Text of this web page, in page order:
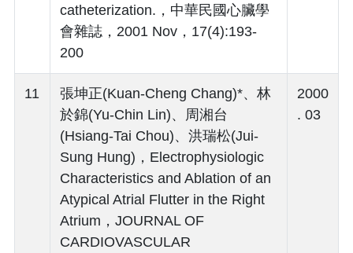
catheterization.，中華民國心臟學
會雜誌，2001 Nov，17(4):193-
200
11
張坤正(Kuan-Cheng Chang)*、林
於錦(Yu-Chin Lin)、周湘台
(Hsiang-Tai Chou)、洪瑞松(Jui-
Sung Hung)，Electrophysiologic
Characteristics and Ablation of an
Atypical Atrial Flutter in the Right
Atrium，JOURNAL OF
CARDIOVASCULAR
2000
. 03